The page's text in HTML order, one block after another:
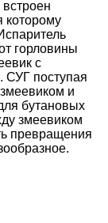
встроен
которому
горловины
с
СУГ поступая
и
бутановых
змеевиком
превращения